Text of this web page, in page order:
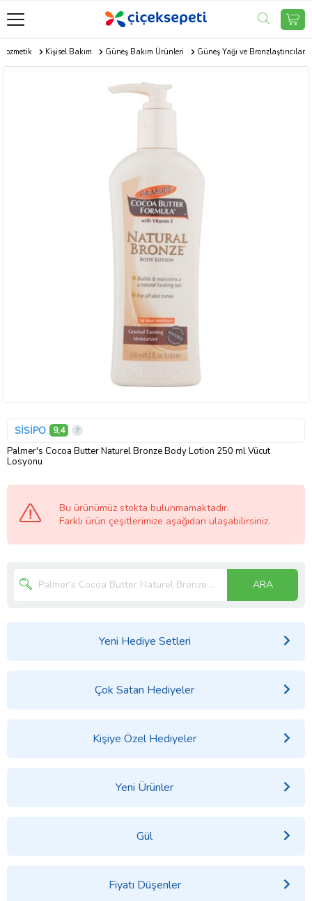
Kozmetik Kişisel Bakım Güneş Bakım Ürünleri Güneş Yağı ve Bronzlaştırıcılar
SİSİPO 9,4
Palmer's Cocoa Butter Naturel Bronze Body Lotion 250 ml Vücut
Losyonu
Bu ürünümüz stokta bulunmamaktadır.
Farklı ürün çeşitlerimize aşağıdan ulaşabilirsiniz.
ARA
Yeni Hediye Setleri
Çok Satan Hediyeler
Kişiye Özel Hediyeler
Yeni Ürünler
Gül
Fiyatı Düşenler